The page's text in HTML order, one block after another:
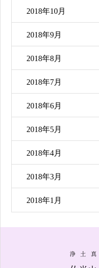
2018年10月
2018年9月
2018年8月
2018年7月
2018年6月
2018年5月
2018年4月
2018年3月
2018年1月